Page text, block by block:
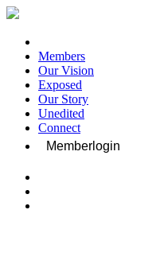
Members
Our Vision
Exposed
Our Story
Unedited
Connect
Memberlogin